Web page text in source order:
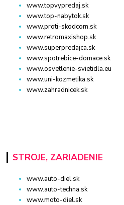
www.topvypredaj.sk
www.top-nabytok.sk
www.proti-skodcom.sk
www.retromaxishop.sk
www.superpredajca.sk
www.spotrebice-domace.sk
www.osvetlenie-svietidla.eu
www.uni-kozmetika.sk
www.zahradnicek.sk
STROJE, ZARIADENIE
www.auto-diel.sk
www.auto-techna.sk
www.moto-diel.sk